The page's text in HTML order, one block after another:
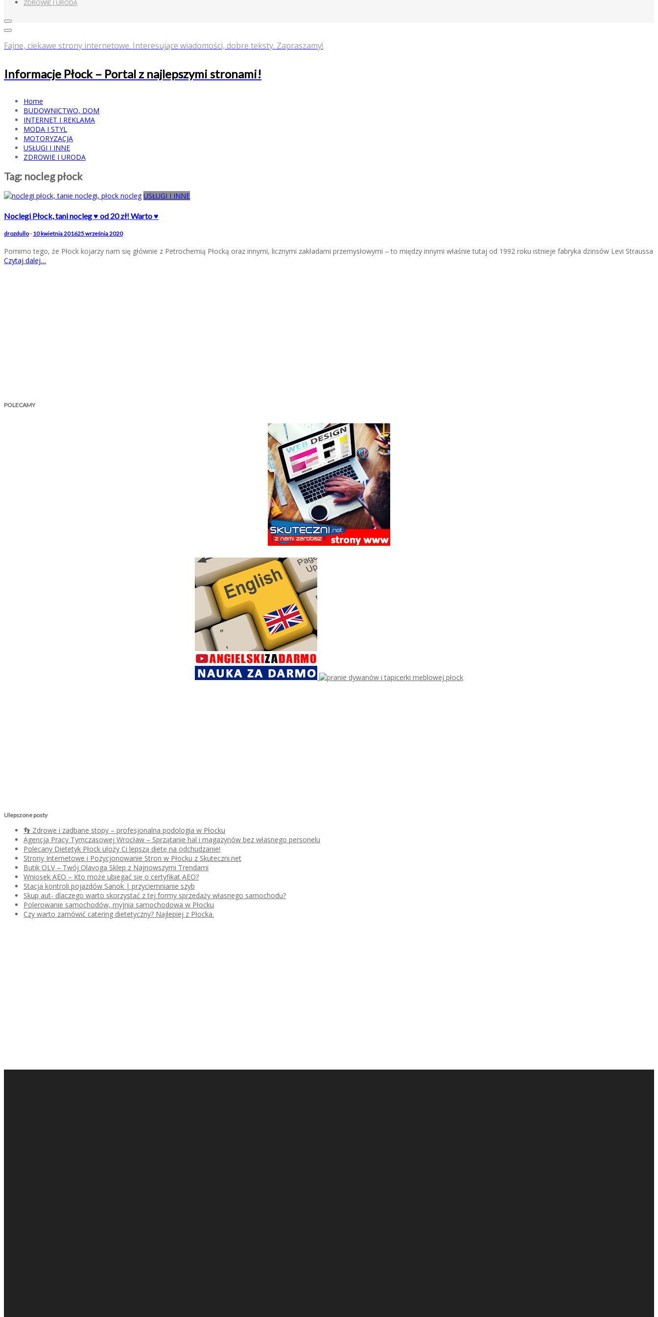
ZDROWIE I URODA
Fajne, ciekawe strony internetowe. Interesujące wiadomości, dobre teksty. Zapraszamy!
Informacje Płock – Portal z najlepszymi stronami!
Home
BUDOWNICTWO, DOM
INTERNET I REKLAMA
MODA I STYL
MOTORYZACJA
USŁUGI I INNE
ZDROWIE I URODA
Tag: nocleg płock
USŁUGI I INNE
Noclegi Płock, tani nocleg ♥ od 20 zł! Warto ♥
drozdullo- 10 kwietnia 201625 września 2020
Pomimo tego, że Płock kojarzy nam się głównie z Petrochemią Płocką oraz innymi, licznymi zakładami przemysłowymi – to między innymi właśnie tutaj od 1992 roku istnieje fabryka dżinsów Levi Straussa
Czytaj dalej…
POLECAMY
Ulepszone posty
👣 Zdrowe i zadbane stopy – profesjonalna podologia w Płocku
Agencja Pracy Tymczasowej Wrocław – Sprzątanie hal i magazynów bez własnego personelu
Polecany Dietetyk Płock ułoży Ci lepszą dietę na odchudzanie!
Strony Internetowe i Pozycjonowanie Stron w Płocku z Skuteczni.net
Butik OLV – Twój Olavoga Sklep z Najnowszymi Trendami
Wniosek AEO – Kto może ubiegać się o certyfikat AEO?
Stacja kontroli pojazdów Sanok | przyciemnianie szyb
Skup aut- dlaczego warto skorzystać z tej formy sprzedaży własnego samochodu?
Polerowanie samochodów, myjnia samochodowa w Płocku
Czy warto zamówić catering dietetyczny? Najlepiej z Płocka.